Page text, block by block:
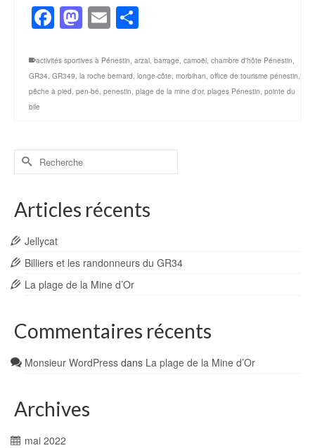
Facebook
Mastodon
Email
activités sportives à Pénestin arzal barrage camoël chambre d'hôte Pénestin
GR34 GR349 la roche bernard longe-côte morbihan office de tourisme pénestin
pêche à pied pen-bé penestin plage de la mine d'or, plages Pénestin pointe du
bile
Rechercher :
Articles récents
Jellycat
Billiers et les randonneurs du GR34
La plage de la Mine d’Or
Commentaires récents
Monsieur WordPress dans La plage de la Mine d’Or
Archives
mai 2022